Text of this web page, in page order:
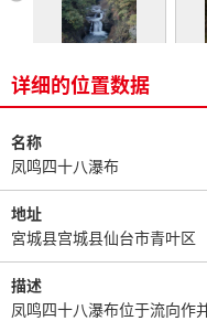
详细的位置数据
名称
凤鸣四十八瀑布
地址
宮城县宫城县仙台市青叶区
描述
凤鸣四十八瀑布位于流向作